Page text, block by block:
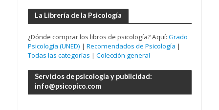
La Librería de la Psicología
¿Dónde comprar los libros de psicología? Aquí: Grado
Psicología (UNED) | Recomendados de Psicología |
Todas las categorías | Colección general
Servicios de psicología y publicidad:
info@psicopico.com